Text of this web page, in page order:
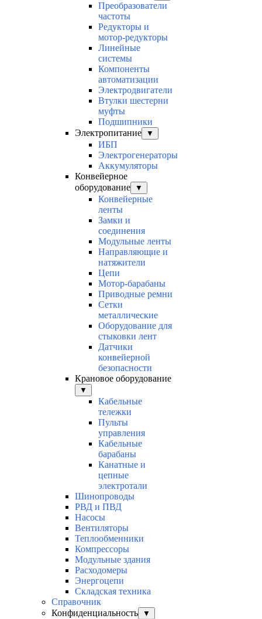
Преобразователи
частоты
Редукторы и
мотор-редукторы
Линейные
системы
Компоненты
автоматизации
Электродвигатели
Втулки шестерни
муфты
Подшипники
Электропитание
▼
ИБП
Электрогенераторы
Аккумуляторы
Конвейерное
оборудование
▼
Конвейерные
ленты
Замки и
соединения
Модульные ленты
Направляющие и
натяжители
Цепи
Мотор-барабаны
Приводные ремни
Сетки
металлические
Оборудование для
стыковки лент
Датчики
конвейерной
безопасности
Крановое оборудование
▼
Кабельные
тележки
Пульты
управления
Кабельные
барабаны
Канатные и
цепные
электротали
Шинопроводы
РВД и ПВД
Насосы
Вентиляторы
Теплообменники
Компрессоры
Модульные здания
Расходомеры
Энергоцепи
Складская техника
Справочник
Конфиденциальность
▼